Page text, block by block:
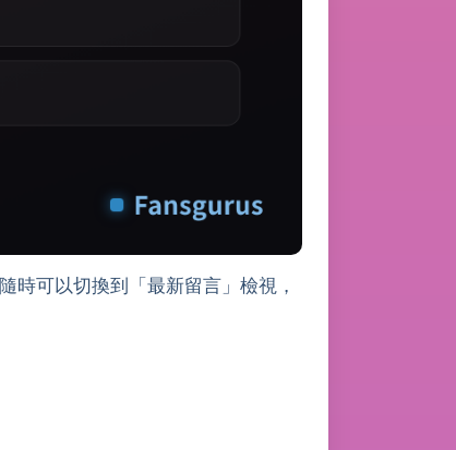
時可以切換到「最新留言」檢視，